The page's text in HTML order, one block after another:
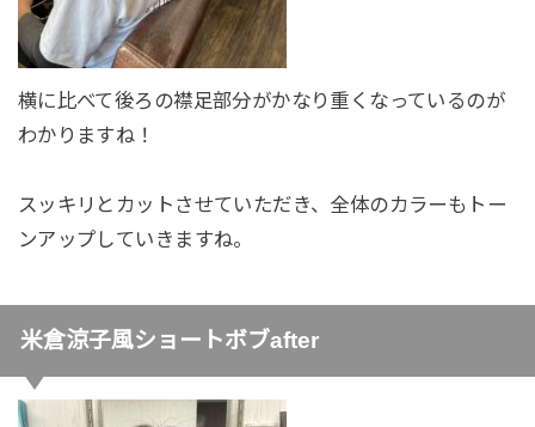
横に比べて後ろの襟足部分がかなり重くなっているのが
わかりますね！
スッキリとカットさせていただき、全体のカラーもトー
ンアップしていきますね。
米倉涼子風ショートボブafter